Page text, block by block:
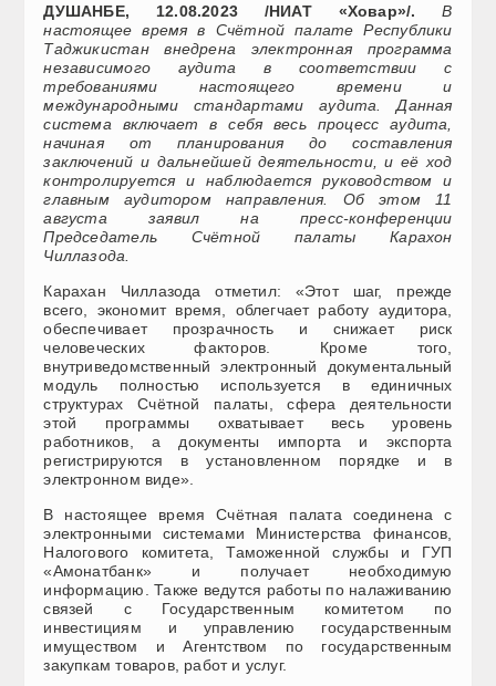
ДУШАНБЕ, 12.08.2023 /НИАТ «Ховар»/.
В
настоящее время в Счётной палате Республики
Таджикистан внедрена электронная программа
независимого аудита в соответствии с
требованиями настоящего времени и
международными стандартами аудита. Данная
система включает в себя весь процесс аудита,
начиная от планирования до составления
заключений и дальнейшей деятельности, и её ход
контролируется и наблюдается руководством и
главным аудитором направления. Об этом 11
августа заявил на пресс-конференции
Председатель Счётной палаты Карахон
Чиллазода.
Карахан Чиллазода отметил: «Этот шаг, прежде
всего, экономит время, облегчает работу аудитора,
обеспечивает прозрачность и снижает риск
человеческих факторов. Кроме того,
внутриведомственный электронный документальный
модуль полностью используется в единичных
структурах Счётной палаты, сфера деятельности
этой программы охватывает весь уровень
работников, а документы импорта и экспорта
регистрируются в установленном порядке и в
электронном виде».
В настоящее время Счётная палата соединена с
электронными системами Министерства финансов,
Налогового комитета, Таможенной службы и ГУП
«Амонатбанк» и получает необходимую
информацию. Также ведутся работы по налаживанию
связей с Государственным комитетом по
инвестициям и управлению государственным
имуществом и Агентством по государственным
закупкам товаров, работ и услуг.